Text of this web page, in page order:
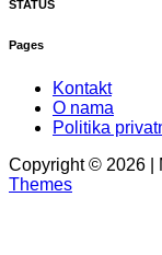
STATUS
Pages
Kontakt
O nama
Politika
Copyright © 2026 |
Themes